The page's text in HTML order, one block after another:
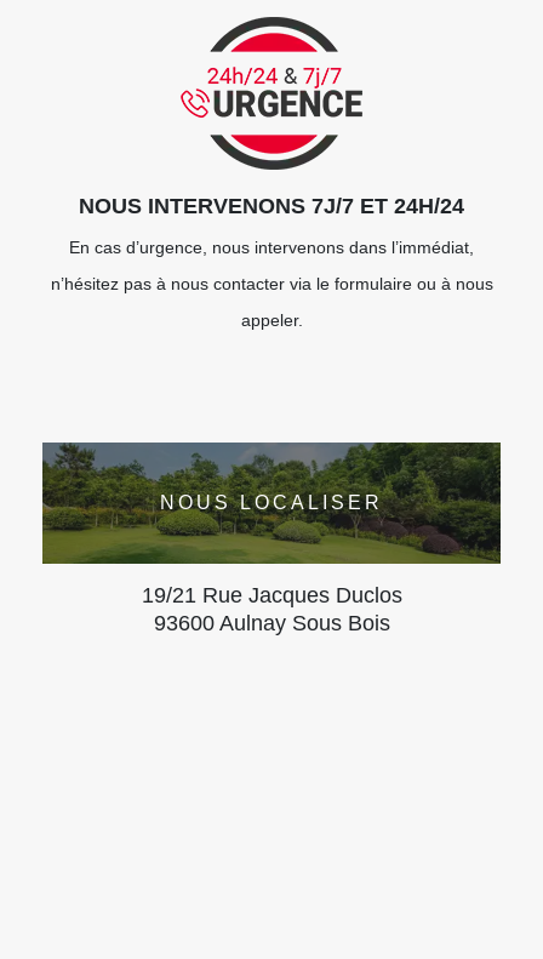
NOUS INTERVENONS 7J/7 ET 24H/24
En cas d’urgence, nous intervenons dans l’immédiat,
n’hésitez pas à nous contacter via le formulaire ou à nous
appeler.
NOUS LOCALISER
19/21 Rue Jacques Duclos
93600 Aulnay Sous Bois